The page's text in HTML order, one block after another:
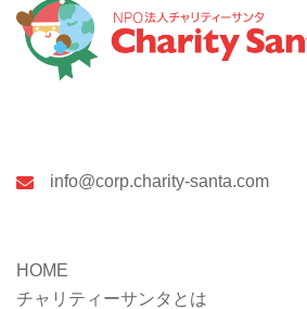
info@corp.charity-santa.com
HOME
チャリティーサンタとは